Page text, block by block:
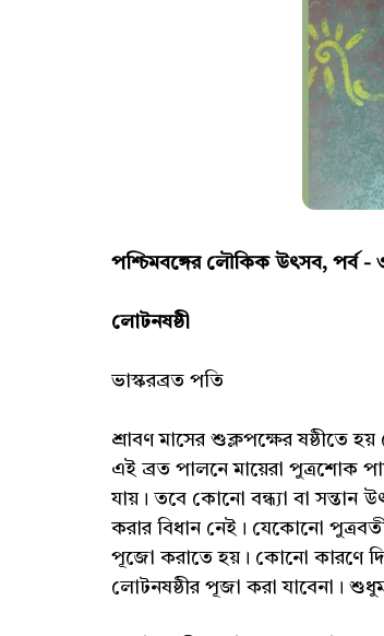
পশ্চিমবঙ্গের লৌকিক উৎসব, পর্ব -
লোটনষষ্ঠী
ভাস্করব্রত পতি
শ্রাবণ মাসের শুক্লপক্ষের ষষ্ঠীতে
এই ব্রত পালনে মায়েরা পুত্রশোক
যায়। তবে কোনো বন্ধ্যা বা সন্তান
করার বিধান নেই। যেকোনো
পূজো করাতে হয়। কোনো কারণে
লোটনষষ্ঠীর পূজা করা যাবেনা।